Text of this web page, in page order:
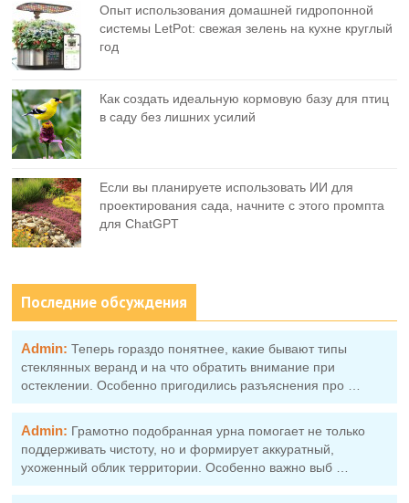
Опыт использования домашней гидропонной
системы LetPot: свежая зелень на кухне круглый
год
Как создать идеальную кормовую базу для птиц
в саду без лишних усилий
Если вы планируете использовать ИИ для
проектирования сада, начните с этого промпта
для ChatGPT
Последние обсуждения
Admin: Теперь гораздо понятнее, какие бывают типы
стеклянных веранд и на что обратить внимание при
остеклении. Особенно пригодились разъяснения про …
Admin: Грамотно подобранная урна помогает не только
поддерживать чистоту, но и формирует аккуратный,
ухоженный облик территории. Особенно важно выб …